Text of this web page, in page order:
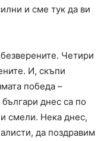
и сме тук да ви
Четири
И, скъпи
победа –
днес са по
смели. Нека днес,
да поздравим